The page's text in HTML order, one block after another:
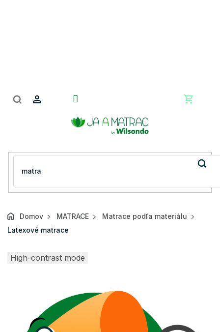
Domov MATRACE
Matrace podľa materiálu
Latexové matrace
High-contrast mode